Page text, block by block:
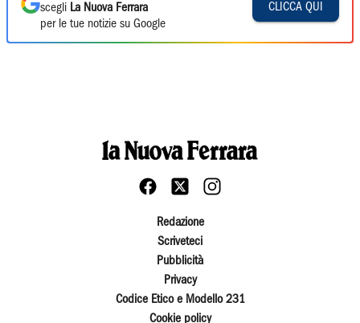
scegli La Nuova Ferrara
per le tue notizie su Google
CLICCA QUI
Redazione
Scriveteci
Pubblicità
Privacy
Codice Etico e Modello 231
Cookie policy